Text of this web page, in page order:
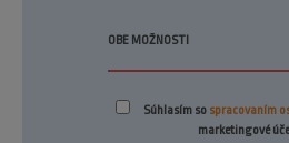
Súhlasím so spracovaním
marketingové